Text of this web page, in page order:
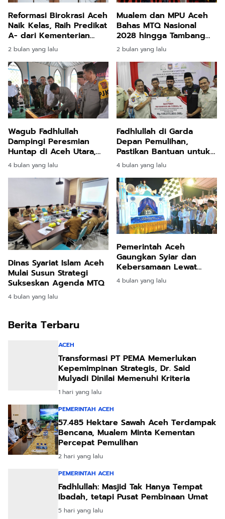
Reformasi Birokrasi Aceh
Naik Kelas, Raih Predikat
A- dari Kementerian
PANRB
2 bulan yang lalu
Mualem dan MPU Aceh
Bahas MTQ Nasional
2028 hingga Tambang
Ilegal
2 bulan yang lalu
Wagub Fadhlullah
Dampingi Peresmian
Huntap di Aceh Utara,
Warga Mulai Babak Baru
Pascabencana
4 bulan yang lalu
Fadhlullah di Garda
Depan Pemulihan,
Pastikan Bantuan untuk
Warga Aceh Timur Tepat
4 bulan yang lalu
Dinas Syariat Islam Aceh
Mulai Susun Strategi
Sukseskan Agenda MTQ
4 bulan yang lalu
Pemerintah Aceh
Gaungkan Syiar dan
Kebersamaan Lewat
Pawai Takbir Idul Fitri
4 bulan yang lalu
Berita Terbaru
ACEH
Transformasi PT PEMA Memerlukan
Kepemimpinan Strategis, Dr. Said
Mulyadi Dinilai Memenuhi Kriteria
1 hari yang lalu
PEMERINTAH ACEH
57.485 Hektare Sawah Aceh Terdampak
Bencana, Mualem Minta Kementan
Percepat Pemulihan
2 hari yang lalu
PEMERINTAH ACEH
Fadhlullah: Masjid Tak Hanya Tempat
Ibadah, tetapi Pusat Pembinaan Umat
5 hari yang lalu